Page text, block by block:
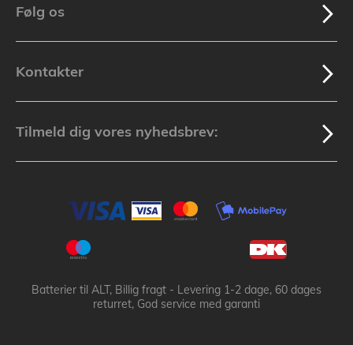
Følg os
Kontakter
Tilmeld dig vores nyhedsbrev:
Batterier til ALT, Billig fragt - Levering 1-2 dage, 60 dages
returret, God service med garanti